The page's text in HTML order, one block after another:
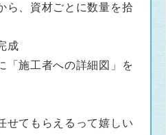
ら、資材ごとに数量を拾
成
施工者への詳細図」を
せてもらえるって嬉しい